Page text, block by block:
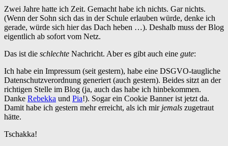
Zwei Jahre hatte ich Zeit. Gemacht habe ich nichts. Gar nichts.
(Wenn der Sohn sich das in der Schule erlauben würde, denke ich
gerade, würde sich hier das Dach heben …). Deshalb muss der Blog
eigentlich ab sofort vom Netz.
Das ist die schlechte Nachricht. Aber es gibt auch eine gute:
Ich habe ein Impressum (seit gestern), habe eine DSGVO-taugliche
Datenschutzverordnung generiert (auch gestern). Beides sitzt an der
richtigen Stelle im Blog (ja, auch das habe ich hinbekommen.
Danke Rebekka und Pia!). Sogar ein Cookie Banner ist jetzt da.
Damit habe ich gestern mehr erreicht, als ich mir jemals zugetraut
hätte.
Tschakka!